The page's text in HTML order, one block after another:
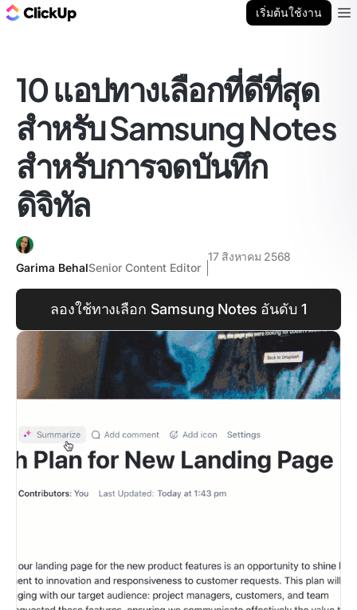
เริ่มต้นใช้งาน
10 แอปทางเลือกที่ดีที่สุด
สำหรับ Samsung Notes
สำหรับการจดบันทึก
ดิจิทัล
Garima BehalSenior Content Editor
17 สิงหาคม 2568
ลองใช้ทางเลือก Samsung Notes อันดับ 1